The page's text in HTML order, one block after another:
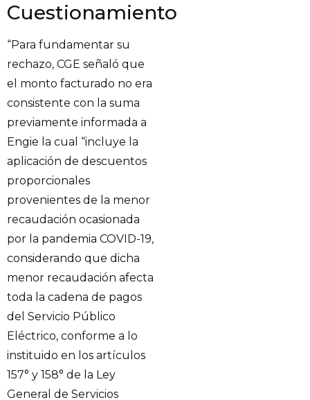
Cuestionamiento
“Para fundamentar su
rechazo, CGE señaló que
el monto facturado no era
consistente con la suma
previamente informada a
Engie la cual “incluye la
aplicación de descuentos
proporcionales
provenientes de la menor
recaudación ocasionada
por la pandemia COVID-19,
considerando que dicha
menor recaudación afecta
toda la cadena de pagos
del Servicio Público
Eléctrico, conforme a lo
instituido en los artículos
157° y 158° de la Ley
General de Servicios